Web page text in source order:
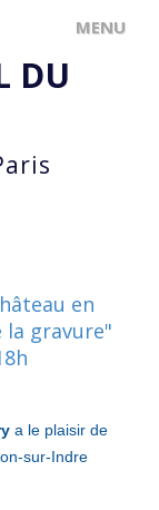
DU
en
gravure"
a le plaisir de
sur-Indre